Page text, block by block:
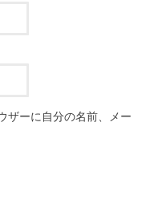
ザーに自分の名前、メー